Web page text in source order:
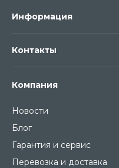
Компания
Новости
Блог
Гарантия и сервис
Перевозка и доставка
Информация
Контакты